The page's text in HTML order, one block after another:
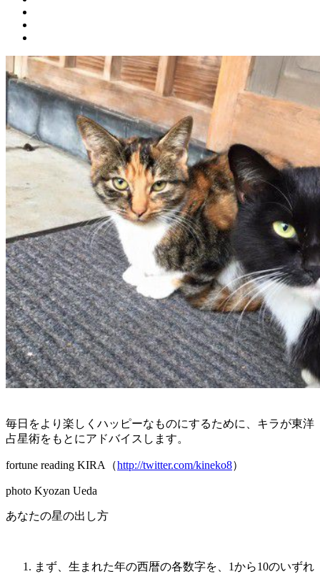
毎日をより楽しくハッピーなものにするために、キラが東洋
占星術をもとにアドバイスします。
fortune reading KIRA（http://twitter.com/kineko8）
photo Kyozan Ueda
あなたの星の出し方
まず、生まれた年の西暦の各数字を、1から10のいずれ